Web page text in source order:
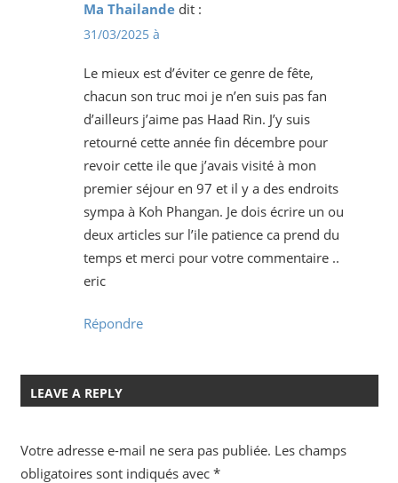
Ma Thailande dit :
31/03/2025 à
Le mieux est d’éviter ce genre de fête,
chacun son truc moi je n’en suis pas fan
d’ailleurs j’aime pas Haad Rin. J’y suis
retourné cette année fin décembre pour
revoir cette ile que j’avais visité à mon
premier séjour en 97 et il y a des endroits
sympa à Koh Phangan. Je dois écrire un ou
deux articles sur l’ile patience ca prend du
temps et merci pour votre commentaire ..
eric
Répondre
LEAVE A REPLY
Votre adresse e-mail ne sera pas publiée. Les champs
obligatoires sont indiqués avec *